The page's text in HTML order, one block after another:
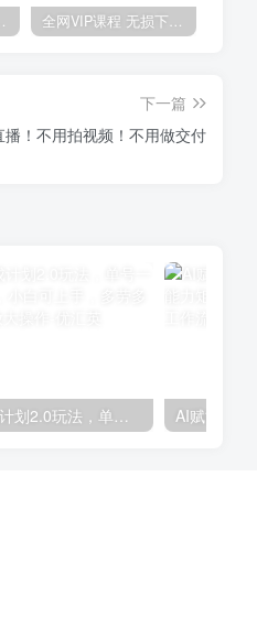
广提成 全网VIP课程 无损下载~
下一篇
！不用拍视频！不用做交付